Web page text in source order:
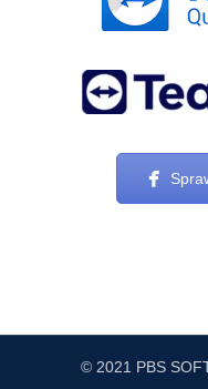
© 2021 PBS